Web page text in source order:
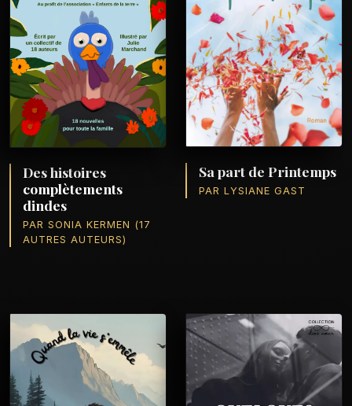
Des histoires
complètements
dindes
PAR SONIA KERMEN (17
AUTRES AUTEURS)
Sa part de Printemps
PAR LYSIANE GAST